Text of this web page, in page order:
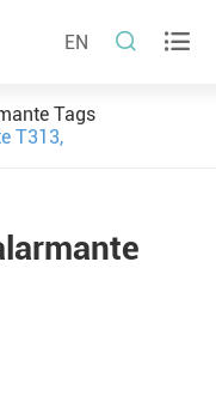
EN  
Tags
T313,